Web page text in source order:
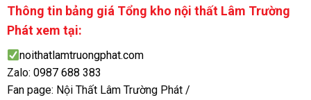
Thông tin bảng giá Tổng kho nội thất Lâm Trường
Phát xem tại:
noithatlamtruongphat.com
Zalo: 0987 688 383
Fan page: Nội Thất Lâm Trường Phát /